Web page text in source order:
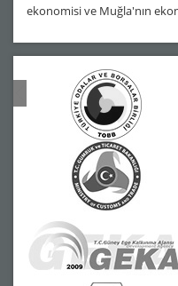
ekonomisi ve Muğla'nın